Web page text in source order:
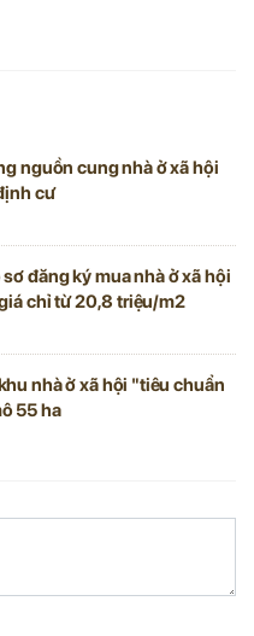
nguồn cung nhà ở xã hội
cư
đăng ký mua nhà ở xã hội
chỉ từ 20,8 triệu/m2
nhà ở xã hội "tiêu chuẩn
55 ha